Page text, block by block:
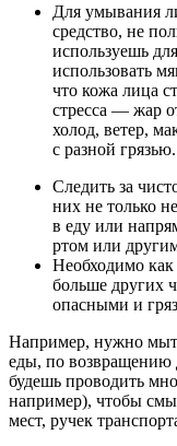
Для умывания
средство, не
используешь
использовать
что кожа лица
стресса ― жар
холод, ветер,
с разной грязью.
Следить за
них не только
в еду или
ртом или
Необходимо
больше других
опасными и
Например, нужно
еды, по возвращению
будешь проводить
например), чтобы
мест, ручек